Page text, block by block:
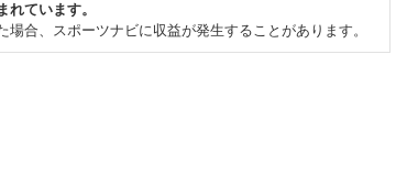
ています。
合、スポーツナビに収益が発生することがあります。